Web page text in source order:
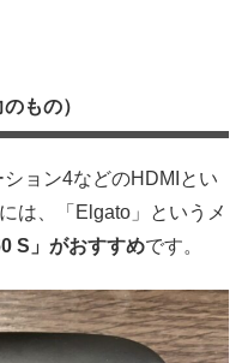
もの）
ョン4などのHDMIとい
は、「Elgato」というメ
S」がおすすめです。